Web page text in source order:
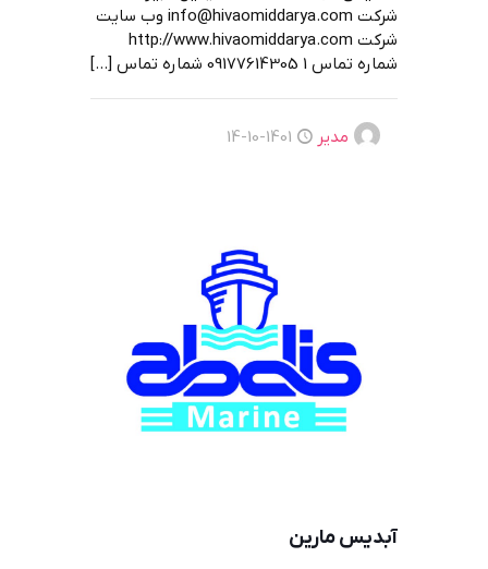
شرکت info@hivaomiddarya.com وب سایت
شرکت http://www.hivaomiddarya.com
شماره تماس 1 09177614305 شماره تماس
[…]
مدیر 1401-10-14
آبدیس مارین